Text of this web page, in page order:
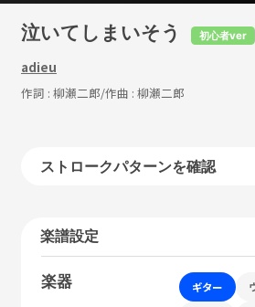
泣いてしまいそう 初心者ver
adieu
作詞 : 柳瀬二郎/作曲 : 柳瀬二郎
ストロークパターンを確認
楽譜設定
楽器 ギター